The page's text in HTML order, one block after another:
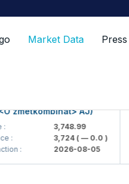
Market Data
AJ)
3,748.99
3,724( — 0.0 )
2026-08-05